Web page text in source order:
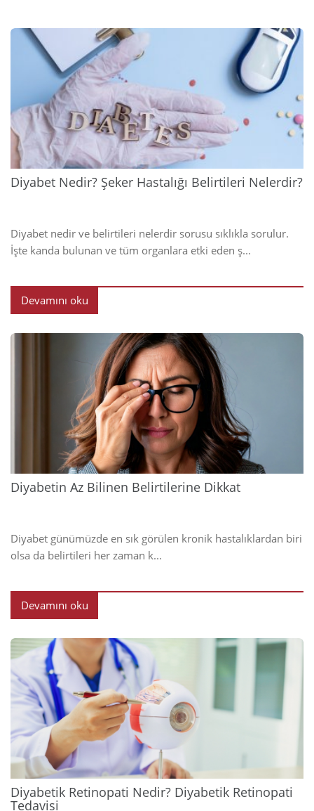
2025
Diyabet Nedir? Şeker Hastalığı Belirtileri Nelerdir?
Diyabet nedir ve belirtileri nelerdir sorusu sıklıkla sorulur.
İşte kanda bulunan ve tüm organlara etki eden ş...
Devamını oku
Diyabetin Az Bilinen Belirtilerine Dikkat
Diyabet günümüzde en sık görülen kronik hastalıklardan biri
olsa da belirtileri her zaman k...
Devamını oku
Diyabetik Retinopati Nedir? Diyabetik Retinopati
Tedavisi